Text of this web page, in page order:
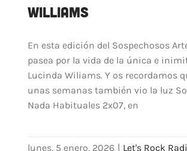
Williams
En esta edición del Sospechosos
pasea por la vida de la única e
Lucinda Wiliams. Y os recordamos
unas semanas también vio la luz
Nada Habituales 2x07, en
lunes, 5 enero, 2026 Let's Rock